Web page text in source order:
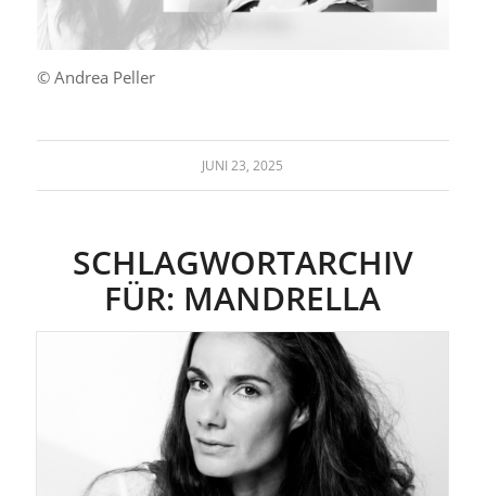
© Andrea Peller
JUNI 23, 2025
SCHLAGWORTARCHIV
FÜR: MANDRELLA